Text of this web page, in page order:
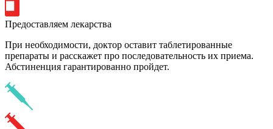
Предоставляем лекарства
При необходимости, доктор оставит таблетированные
препараты и расскажет про последовательность их приема.
Абстиненция гарантированно пройдет.